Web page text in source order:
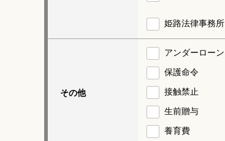
姫路法律事務所
その他
アンダーローン
保護命令
接触禁止
生前贈与
養育費